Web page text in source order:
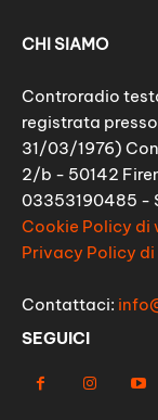
CHI SIAMO
Controradio
registrata
31/03/1976)
2/b - 50142
03353190485 -
Cookie Policy
Privacy Policy
Contattaci:
SEGUICI